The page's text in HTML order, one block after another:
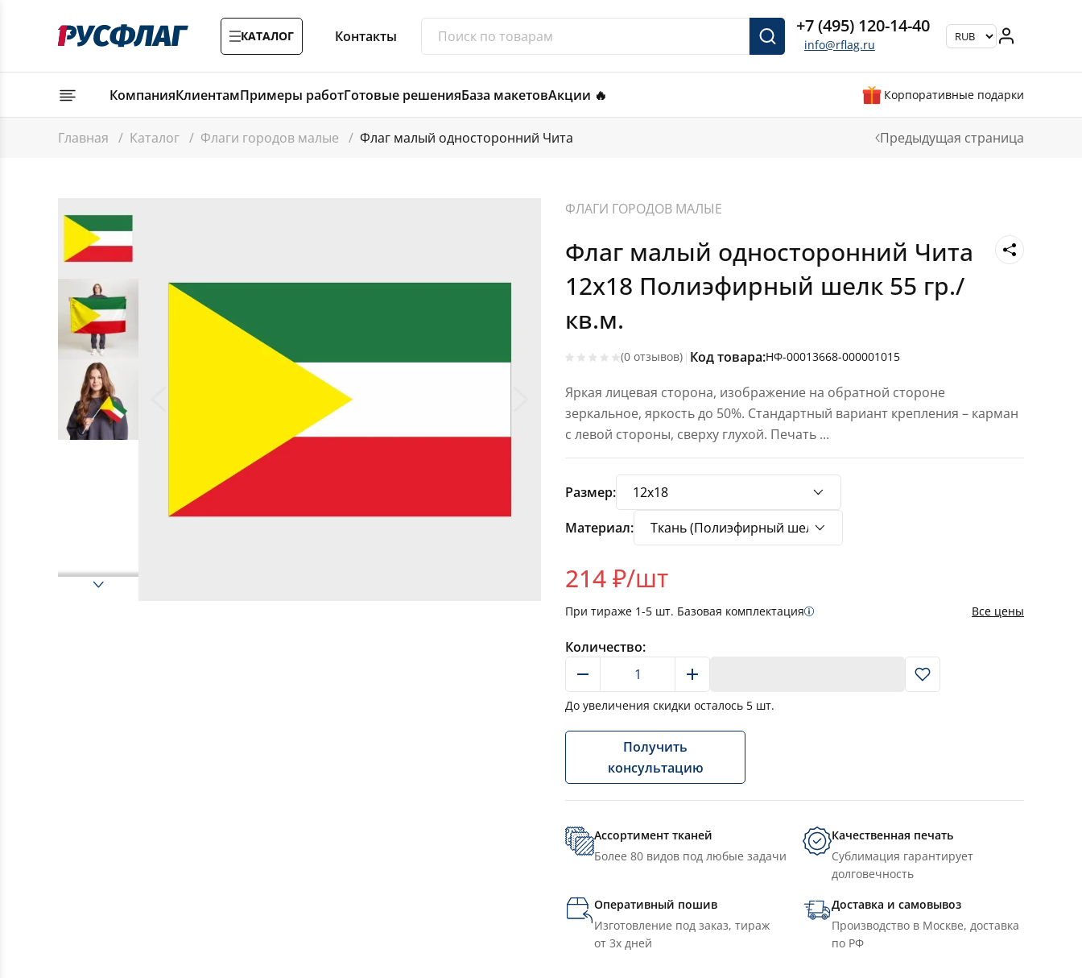
КАТАЛОГ Контакты +7 (495) 120-14-40
info@rflag.ru
КомпанияКлиентамПримеры работГотовые решенияБаза макетовАкции 🔥 Корпоративные подарки
Главная / Каталог / Флаги городов малые / Флаг малый односторонний Чита Предыдущая страница
ФЛАГИ ГОРОДОВ МАЛЫЕ
Флаг малый односторонний Чита
12х18 Полиэфирный шелк 55 гр./
кв.м.
(0 отзывов) | Код товара:НФ-00013668-000001015
Яркая лицевая сторона, изображение на обратной стороне
зеркальное, яркость до 50%. Стандартный вариант крепления – карман
с левой стороны, сверху глухой. Печать ...
Размер:
Материал:
214₽/шт
При тираже 1-5 шт. Базовая комплектация Все цены
Количество:
До увеличения скидки осталось 5 шт.
Получить
консультацию
Ассортимент тканей
Более 80 видов под любые задачи
Качественная печать
Сублимация гарантирует
долговечность
Оперативный пошив
Изготовление под заказ, тираж
от 3х дней
Доставка и самовывоз
Производство в Москве, доставка
по РФ